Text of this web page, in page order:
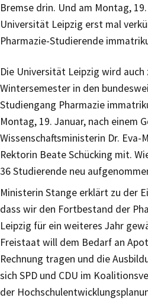
Bremse drin. Und am Montag,
Universität Leipzig erst mal
Pharmazie-Studierende
Die Universität Leipzig wird auch
Wintersemester in den
Studiengang Pharmazie
Montag, 19. Januar, nach einem
Wissenschaftsministerin Dr. Eva-
Rektorin Beate Schücking mit.
36 Studierende neu
Ministerin Stange erklärt zu der
dass wir den Fortbestand der
Leipzig für ein weiteres Jahr
Freistaat will dem Bedarf an
Rechnung tragen und die
sich SPD und CDU im
der